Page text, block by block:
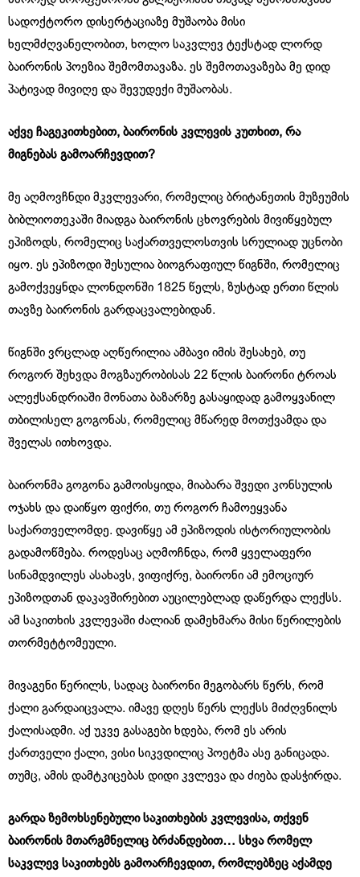
სადოქტორო დისერტაციაზე მუშაობა მისი
ხელმძღვანელობით, ხოლო საკვლევ ტექსტად ლორდ
ბაირონის პოეზია შემომთავაზა. ეს შემოთავაზება მე დიდ
პატივად მივიღე და შევუდექი მუშაობას.
აქვე ჩაგეკითხებით, ბაირონის კვლევის კუთხით, რა
მიგნებას გამოარჩევდით?
მე აღმოვჩნდი მკვლევარი, რომელიც ბრიტანეთის მუზეუმის
ბიბლიოთეკაში მიადგა ბაირონის ცხოვრების მივიწყებულ
ეპიზოდს, რომელიც საქართველოსთვის სრულიად უცნობი
იყო. ეს ეპიზოდი შესულია ბიოგრაფიულ წიგნში, რომელიც
გამოქვეყნდა ლონდონში 1825 წელს, ზუსტად ერთი წლის
თავზე ბაირონის გარდაცვალებიდან.
წიგნში ვრცლად აღწერილია ამბავი იმის შესახებ, თუ
როგორ შეხვდა მოგზაურობისას 22 წლის ბაირონი ტროას
ალექსანდრიაში მონათა ბაზარზე გასაყიდად გამოყვანილ
თბილისელ გოგონას, რომელიც მწარედ მოთქვამდა და
შველას ითხოვდა.
ბაირონმა გოგონა გამოისყიდა, მიაბარა შვედი კონსულის
ოჯახს და დაიწყო ფიქრი, თუ როგორ ჩამოეყვანა
საქართველომდე. დავიწყე ამ ეპიზოდის ისტორიულობის
გადამოწმება. როდესაც აღმოჩნდა, რომ ყველაფერი
სინამდვილეს ასახავს, ვიფიქრე, ბაირონი ამ ემოციურ
ეპიზოდთან დაკავშირებით აუცილებლად დაწერდა ლექსს.
ამ საკითხის კვლევაში ძალიან დამეხმარა მისი წერილების
თორმეტტომეული.
მივაგენი წერილს, სადაც ბაირონი მეგობარს წერს, რომ
ქალი გარდაიცვალა. იმავე დღეს წერს ლექსს მიძღვნილს
ქალისადმი. აქ უკვე გასაგები ხდება, რომ ეს არის
ქართველი ქალი, ვისი სიკვდილიც პოეტმა ასე განიცადა.
თუმც, ამის დამტკიცებას დიდი კვლევა და ძიება დასჭირდა.
გარდა ზემოხსენებული საკითხების კვლევისა, თქვენ
ბაირონის მთარგმნელიც ბრძანდებით… სხვა რომელ
საკვლევ საკითხებს გამოარჩევდით, რომლებზეც აქამდე